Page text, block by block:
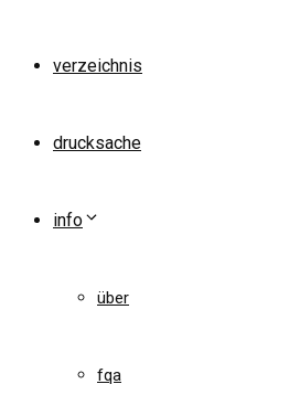
verzeichnis
drucksache
info
über
fqa